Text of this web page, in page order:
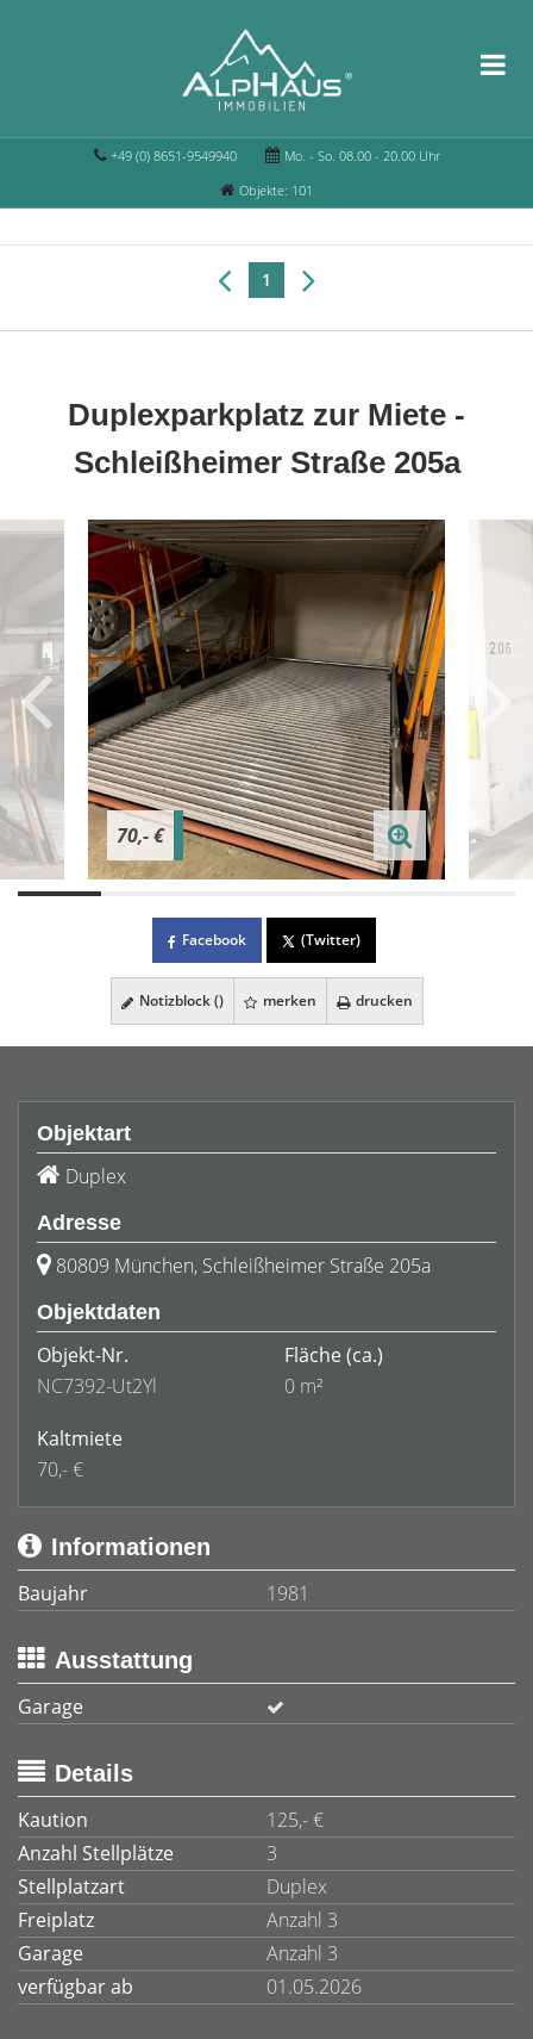
+49 (0) 8651-9549940
Mo. - So. 08.00 - 20.00 Uhr
Objekte: 101
1
Duplexparkplatz zur Miete -
Schleißheimer Straße 205a
70,- €
Facebook (Twitter)
Notizblock () merken drucken
Objektart
Duplex
Adresse
80809 München, Schleißheimer Straße 205a
Objektdaten
Objekt-Nr.
NC7392-Ut2Yl
Fläche (ca.)
0 m²
Kaltmiete
70,- €
Informationen
Baujahr
1981
Ausstattung
Garage
Details
Kaution
125,- €
Anzahl Stellplätze
3
Stellplatzart
Duplex
Freiplatz
Anzahl 3
Garage
Anzahl 3
verfügbar ab
01.05.2026